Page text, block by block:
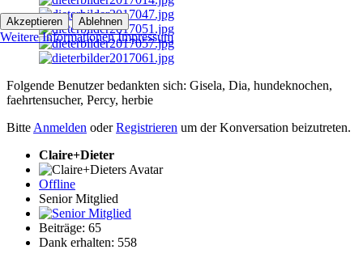
Folgende Benutzer bedankten sich: Gisela, Dia, hundeknochen,
faehrtensucher, Percy, herbie
Bitte Anmelden oderRegistrieren um der Konversation beizutreten.
Claire+Dieter
Offline
Senior Mitglied
Beiträge: 65
Dank erhalten: 558
Akzeptieren Ablehnen
Weitere Informationen Impressum